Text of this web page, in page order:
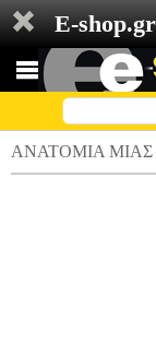
E-
ΑΝΑΤΟΜΙΑ